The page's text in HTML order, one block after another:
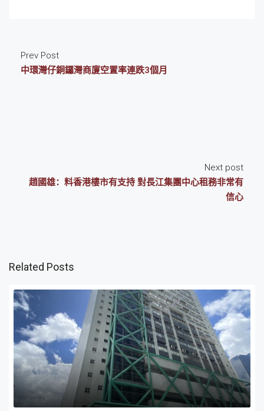
Prev Post
中環灣仔銅鑼灣商廈空置率連跌3個月
Next post
趙國雄：料香港樓市有支持 對長江集團中心租務非常有
信心
Related Posts